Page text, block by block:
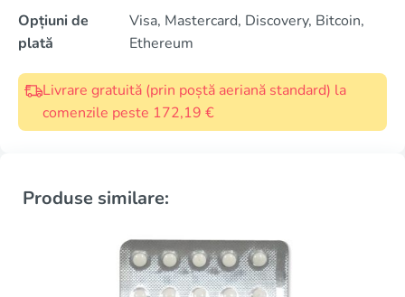
Opțiuni de
plată
Visa, Mastercard, Discovery, Bitcoin,
Ethereum
Livrare gratuită (prin poștă aeriană standard) la
comenzile peste 172,19 €
Produse similare: